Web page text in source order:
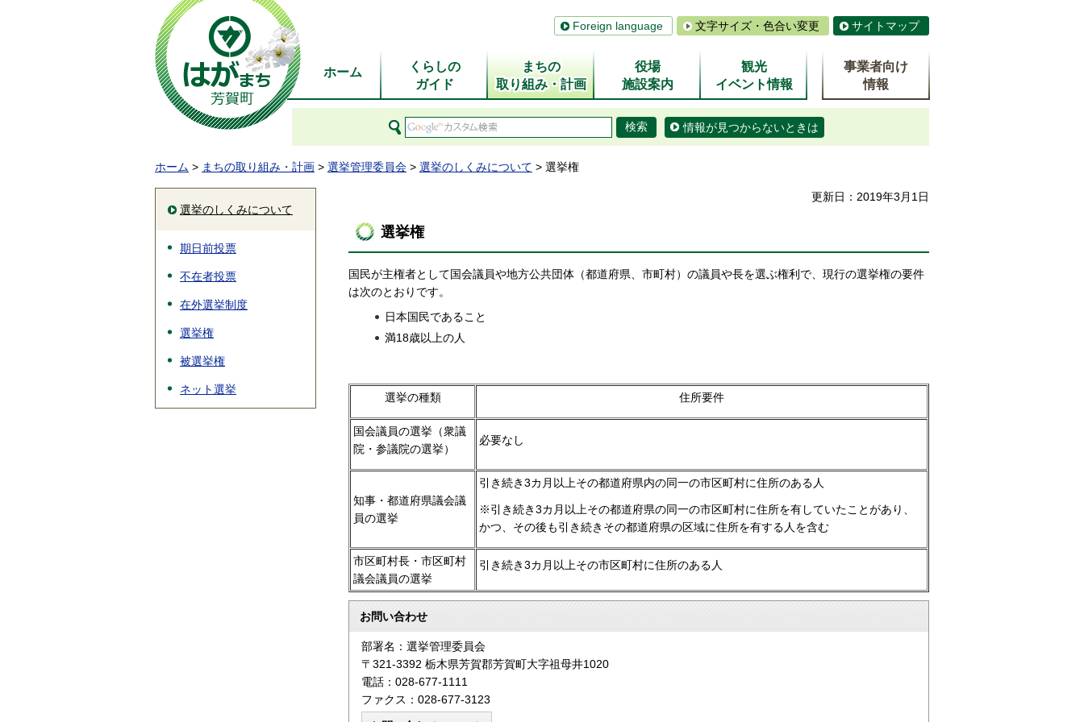
Foreign language 文字サイズ・色合い変更 サイトマップ
ホーム
くらしの
ガイド
まちの
取り組み・計画
役場
施設案内
観光
イベント情報
事業者向け
情報
情報が見つからないときは
ホーム > まちの取り組み・計画 > 選挙管理委員会 > 選挙のしくみについて > 選挙権
選挙のしくみについて
期日前投票
不在者投票
在外選挙制度
選挙権
被選挙権
ネット選挙
更新日：2019年3月1日
選挙権
国民が主権者として国会議員や地方公共団体（都道府県、市町村）の議員や長を選ぶ権利で、現行の選挙権の要件
は次のとおりです。
日本国民であること
満18歳以上の人
選挙の種類 住所要件
国会議員の選挙（衆議
院・参議院の選挙）
必要なし
知事・都道府県議会議
員の選挙
引き続き3カ月以上その都道府県内の同一の市区町村に住所のある人
※引き続き3カ月以上その都道府県の同一の市区町村に住所を有していたことがあり、
かつ、その後も引き続きその都道府県の区域に住所を有する人を含む
市区町村長・市区町村
議会議員の選挙
引き続き3カ月以上その市区町村に住所のある人
お問い合わせ
部署名：選挙管理委員会
〒321-3392 栃木県芳賀郡芳賀町大字祖母井1020
電話：028-677-1111
ファクス：028-677-3123